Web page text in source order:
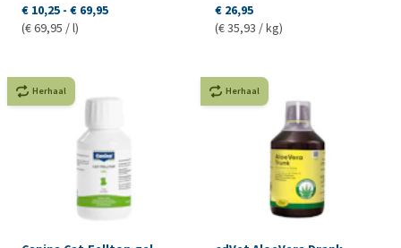
€ 10,25 - € 69,95
(€ 69,95 / l)
€ 26,95
(€ 35,93 / kg)
Herhaal Herhaal